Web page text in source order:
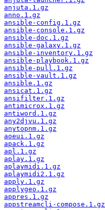
anjuta.1.gz
anno.1.gz
ansible-config.1.gz
ansible-console.1.gz
ansible-doc.1.gz
ansible-galaxy.1.gz
ansible-inventory.1.gz
ansible-playbook.1.gz
ansible-pull.1.gz
ansible-vault.1.gz
ansible.1.gz
ansicat.1.gz
ansifilter.1.gz
antimicrox.1.gz
antiword.1.gz
any2djvu.1.gz
anytopnm.1.gz
aoeui.1.gz
apack.1.gz
apl.1.gz
aplay.1.gz
aplaymidi.1.gz
aplaymidi2.1.gz
apply.1.gz
applygeo.1.gz
appres.1.gz
appstreamcli-compose.1.gz